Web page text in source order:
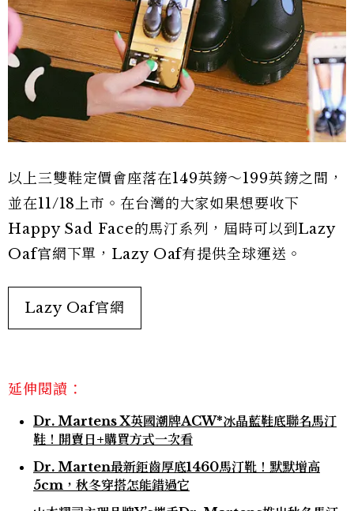
以上三雙鞋定價會座落在149英鎊～199英鎊之間，
並在11/18上市。在台灣的大家如果想要收下
Happy Sad Face的馬汀系列，屆時可以到Lazy
Oaf官網下單，Lazy Oaf有提供全球運送。
Lazy Oaf官網
延伸閱讀：
Dr. Martens X英國潮牌ACW*冰晶藍鞋底聯名馬汀
鞋！開賣日+購買方式一次看
Dr. Marten最新鉅齒厚底1460馬汀靴！默默增高
5cm，秋冬穿搭怎能錯過它